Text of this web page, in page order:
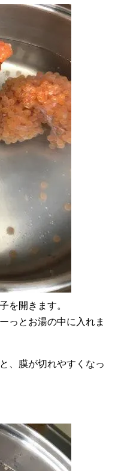
を開きます。
っとお湯の中に入れま
、膜が切れやすくなっ